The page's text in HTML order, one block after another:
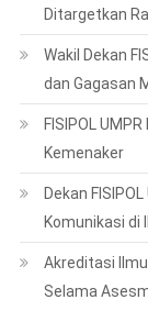
Ditargetkan
Wakil Dekan
dan Gagasan
FISIPOL
Kemenaker
Dekan
Komunikasi di
Akreditasi Ilmu
Selama